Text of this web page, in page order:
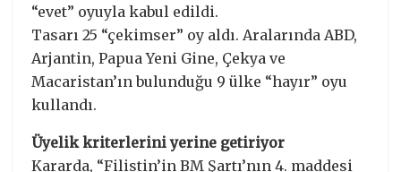
“evet” oyuyla kabul edildi.
Tasarı 25 “çekimser” oy aldı. Aralarında ABD,
Arjantin, Papua Yeni Gine, Çekya ve
Macaristan’ın bulunduğu 9 ülke “hayır” oyu
kullandı.
Üyelik kriterlerini yerine getiriyor
Kararda, “Filistin’in BM Şartı’nın 4. maddesi